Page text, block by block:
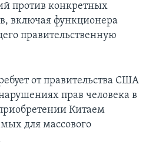
против конкретных
включая функционера
правительственную
от правительства США
прав человека в
Китаем
для массового